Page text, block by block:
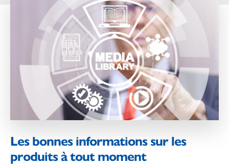
Les bonnes informations sur les
produits à tout moment